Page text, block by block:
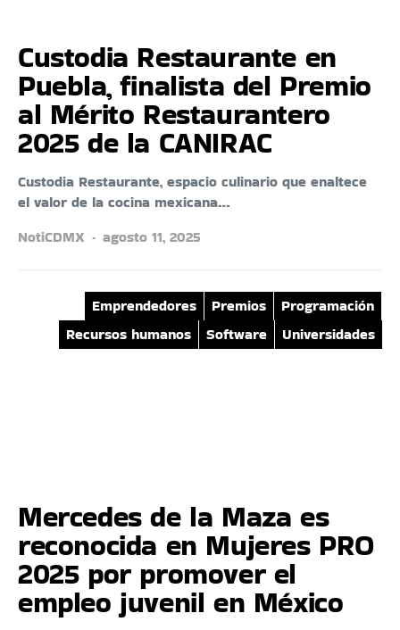
Custodia Restaurante en
Puebla, finalista del Premio
al Mérito Restaurantero
2025 de la CANIRAC
Custodia Restaurante, espacio culinario que enaltece
el valor de la cocina mexicana…
NotiCDMX
agosto 11, 2025
Emprendedores Premios
Programación
Recursos humanos
Software Universidades
Mercedes de la Maza es
reconocida en Mujeres PRO
2025 por promover el
empleo juvenil en México